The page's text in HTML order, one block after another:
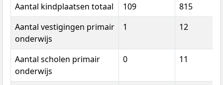
Aantal kindplaatsen totaal 109
815
Aantal vestigingen primair
onderwijs
1 12
Aantal scholen primair
onderwijs
0 11